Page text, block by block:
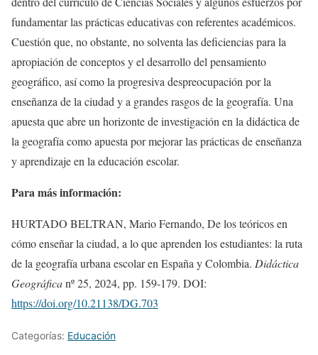
fundamentar las prácticas educativas con referentes académicos.
Cuestión que, no obstante, no solventa las deficiencias para la
apropiación de conceptos y el desarrollo del pensamiento
geográfico, así como la progresiva despreocupación por la
enseñanza de la ciudad y a grandes rasgos de la geografía. Una
apuesta que abre un horizonte de investigación en la didáctica de
la geografía como apuesta por mejorar las prácticas de enseñanza
y aprendizaje en la educación escolar.
Para más información:
HURTADO BELTRAN, Mario Fernando, De los teóricos en
cómo enseñar la ciudad, a lo que aprenden los estudiantes: la ruta
de la geografía urbana escolar en España y Colombia. Didáctica
Geográficanº 25, 2024, pp. 159-179. DOI:
https://doi.org/10.21138/DG.703
Categorías: Educación